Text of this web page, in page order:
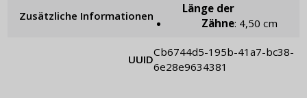
Zusätzliche Informationen
Länge der
Zähne: 4,50 cm
UUID
cb6744d5-195b-41a7-bc38-
6e28e9634381